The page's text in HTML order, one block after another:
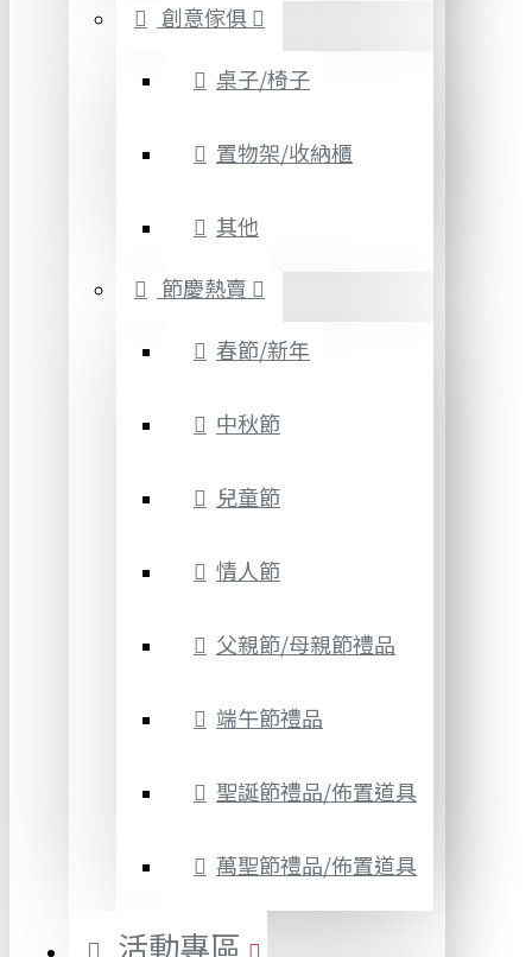
創意傢俱
桌子/椅子
置物架/收納櫃
其他
節慶熱賣
春節/新年
中秋節
兒童節
情人節
父親節/母親節禮品
端午節禮品
聖誕節禮品/佈置道具
萬聖節禮品/佈置道具
活動專區